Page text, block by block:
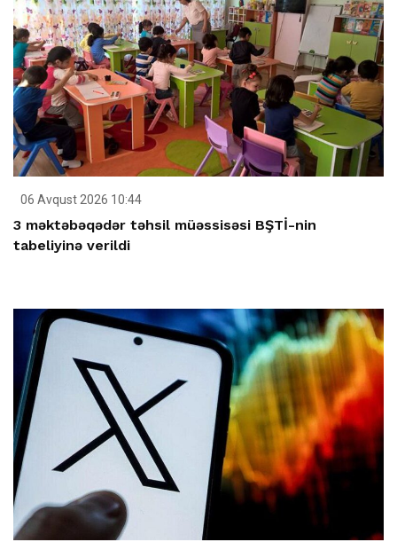
06 Avqust 2026 10:44
3 məktəbəqədər təhsil müəssisəsi BŞTİ-nin
tabeliyinə verildi